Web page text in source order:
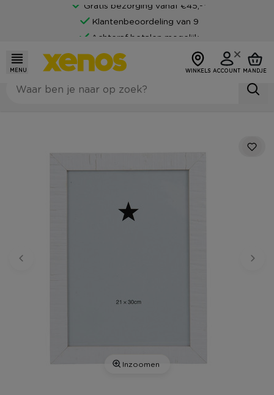
Gratis bezorging vanaf €45,-*
Klantenbeoordeling van 9
Achteraf betalen mogelijk
MENU WINKELS ACCOUNT MANDJE
Inzoomen